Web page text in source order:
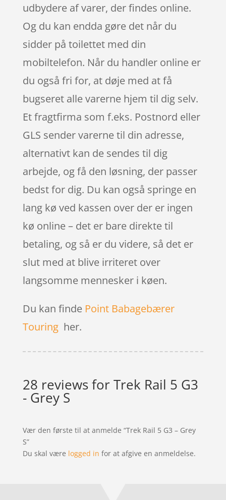
udbydere af varer, der findes online.
Og du kan endda gøre det når du
sidder på toilettet med din
mobiltelefon. Når du handler online er
du også fri for, at døje med at få
bugseret alle varerne hjem til dig selv.
Et fragtfirma som f.eks. Postnord eller
GLS sender varerne til din adresse,
alternativt kan de sendes til dig
arbejde, og få den løsning, der passer
bedst for dig. Du kan også springe en
lang kø ved kassen over der er ingen
kø online – det er bare direkte til
betaling, og så er du videre, så det er
slut med at blive irriteret over
langsomme mennesker i køen.
Du kan finde Point Babagebærer
Touringher.
28 reviews forTrek Rail 5 G3
- Grey S
Vær den første til at anmelde “Trek Rail 5 G3 – Grey
S”
Du skal være logged in for at afgive en anmeldelse.